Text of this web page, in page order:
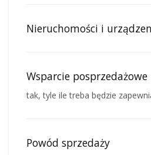
Nieruchomości i
Wsparcie posprzedażowe
tak, tyle ile treba będzie
Powód sprzedaży